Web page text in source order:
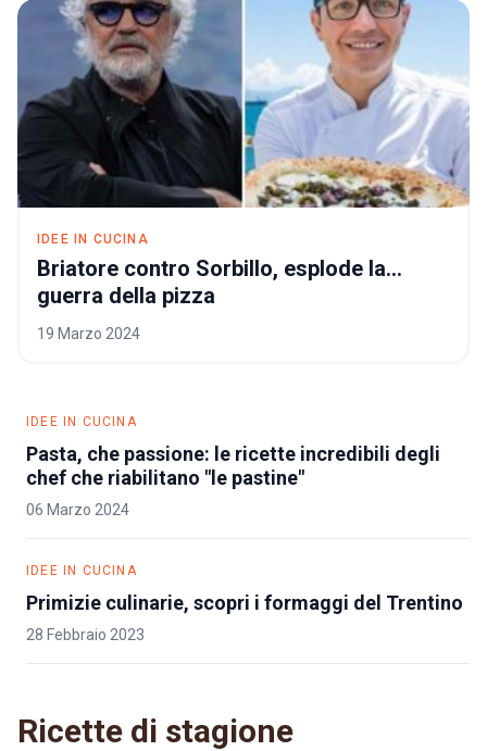
IDEE IN CUCINA
Briatore contro Sorbillo, esplode la…
guerra della pizza
19 Marzo 2024
IDEE IN CUCINA
Pasta, che passione: le ricette incredibili degli
chef che riabilitano "le pastine"
06 Marzo 2024
IDEE IN CUCINA
Primizie culinarie, scopri i formaggi del Trentino
28 Febbraio 2023
Ricette di stagione